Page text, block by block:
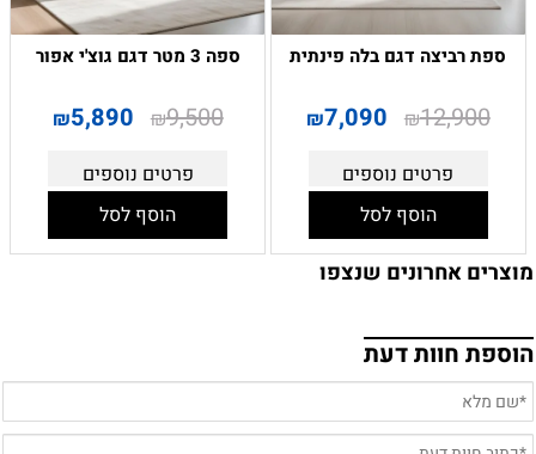
ספת רביצה דגם בלה פינתית
₪12,900
₪7,090
פרטים נוספים
הוסף לסל
ספה 3 מטר דגם גוצ'י אפור
₪9,500
₪5,890
פרטים נוספים
הוסף לסל
מוצרים אחרונים שנצפו
הוספת חוות דעת